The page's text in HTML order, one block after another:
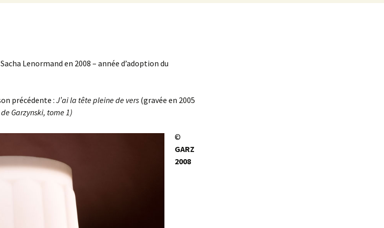
Lenormand en 2008 – année d’adoption du
précédente : J’ai la tête pleine de vers (gravée en 2005
Garzynski, tome 1)
©
GARZ
2008